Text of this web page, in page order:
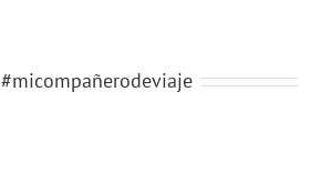
#micompañerodeviaje